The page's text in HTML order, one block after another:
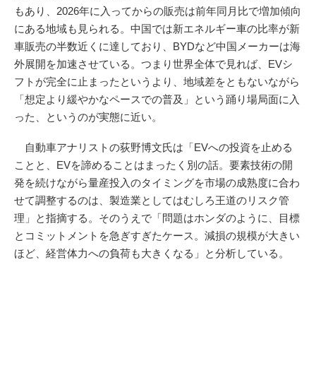
もあり、2026年に入ってからの販売は前年同月比で増加傾向
にある地域も見られる。中国では新エネルギー車の比率が新
車販売の半数近くに達しており、BYDなど中国メーカーは海
外展開を加速させている。つまり世界全体で見れば、EVシ
フトが完全に止まったというより、地域差をともないながら
「想定より緩やかなペースでの普及」という踊り場局面に入
った、というのが実態に近い。
自動車アナリストの荻野博文氏は「EVへの投資を止める
ことと、EVを諦めることはまったく別の話。要素技術の開
発を続けながら量産投入のタイミングを市場の成熟度に合わ
せて調整するのは、製造業としてはむしろ王道のリスク管
理」と指摘する。そのうえで「問題はホンダのように、目標
とコミットメントを急ぎすぎたケース。減損の規模が大きい
ほど、経営体力への負荷も大きくなる」と分析している。